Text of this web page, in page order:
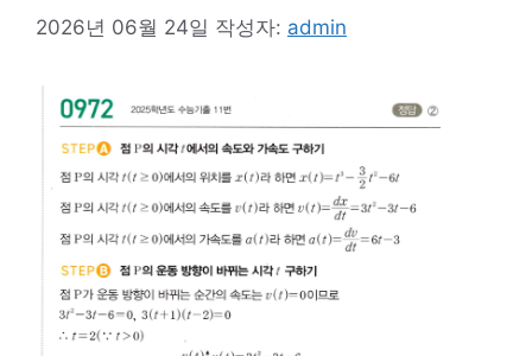
2026년 06월 24일 작성자: admin